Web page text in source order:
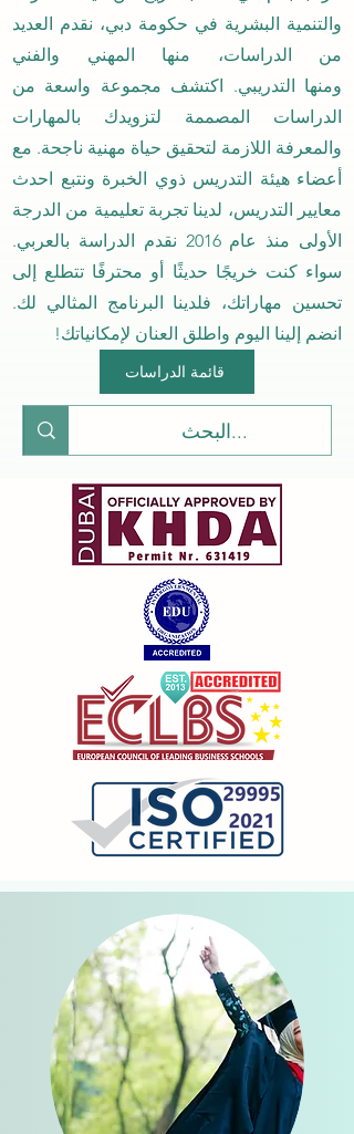
والتنمية البشرية في حكومة دبي، نقدم العديد
من الدراسات، منها المهني والفني
ومنها التدريبي. اكتشف مجموعة واسعة من
الدراسات المصممة لتزويدك بالمهارات
والمعرفة اللازمة لتحقيق حياة مهنية ناجحة. مع
أعضاء هيئة التدريس ذوي الخبرة ونتبع احدث
معايير التدريس، لدينا تجربة تعليمية من الدرجة
الأولى منذ عام 2016 نقدم الدراسة بالعربي.
سواء كنت خريجًا حديثًا أو محترفًا تتطلع إلى
تحسين مهاراتك، فلدينا البرنامج المثالي لك.
انضم إلينا اليوم واطلق العنان لإمكانياتك!
قائمة الدراسات